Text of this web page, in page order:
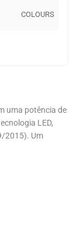
COLOURS
uma potência de
LED,
2015). Um